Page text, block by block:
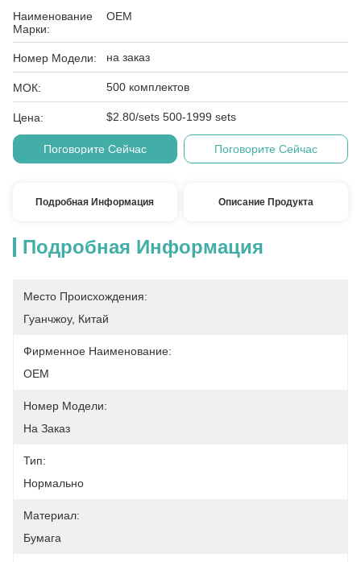
Наименование
Марки:
OEM
Номер Модели: на заказ
МОК: 500 комплектов
Цена: $2.80/sets 500-1999 sets
Поговорите Сейчас Поговорите Сейчас
Подробная Информация Описание Продукта
Подробная Информация
Место Происхождения:
Гуанчжоу, Китай
Фирменное Наименование:
OEM
Номер Модели:
На Заказ
Тип:
Нормально
Материал:
Бумага